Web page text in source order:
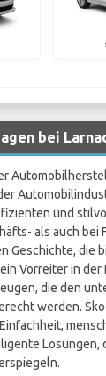
bei
und
als auch bei
Geschichte, die
Vorreiter in
die den
werden.
Lösungen,